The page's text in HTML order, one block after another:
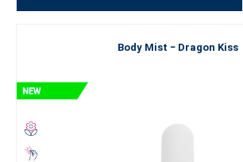
Body Mist − Dragon Kiss